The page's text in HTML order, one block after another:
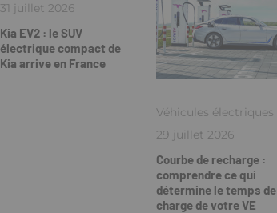
31 juillet 2026
Kia EV2 : le SUV
électrique compact de
Kia arrive en France
Véhicules électriques
29 juillet 2026
Courbe de recharge :
comprendre ce qui
détermine le temps de
charge de votre VE